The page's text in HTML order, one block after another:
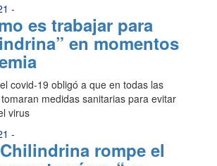
-
es trabajar para
en momentos
covid-19 obligó a que en todas las
medidas sanitarias para evitar
virus
-
rompe el